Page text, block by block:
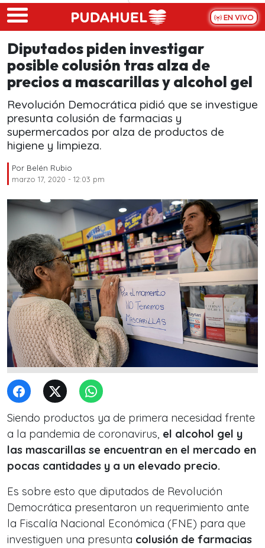
Skip to main content
EN VIVO
Diputados piden investigar
posible colusión tras alza de
precios a mascarillas y alcohol gel
Revolución Democrática pidió que se investigue
presunta colusión de farmacias y
supermercados por alza de productos de
higiene y limpieza.
Por Belén Rubio
marzo 17, 2020 - 12:03 pm
Siendo productos ya de primera necesidad frente
a la pandemia de coronavirus, el alcohol gel y
las mascarillas se encuentran en el mercado en
pocas cantidades y a un elevado precio.
Es sobre esto que diputados de Revolución
Democrática presentaron un requerimiento ante
la Fiscalía Nacional Económica (FNE) para que
investiguen una presunta colusión de farmacias